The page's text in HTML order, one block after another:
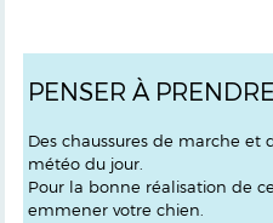
PENSER À PRENDRE
Des chaussures de marche
météo du jour.
Pour la bonne réalisation de
emmener votre chien.